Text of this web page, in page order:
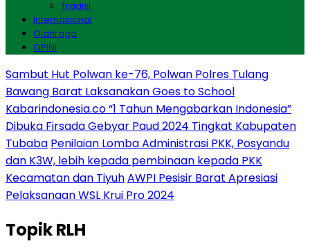
Tradisi
Internasional
Olahraga
OPINI
Sambut Hut Polwan ke-76, Polwan Polres Tulang
Bawang Barat Laksanakan Goes to School
Kabarindonesia.co “1 Tahun Mengabarkan Indonesia”
Dibuka Firsada Gebyar Paud 2024 Tingkat Kabupaten
Tubaba Penilaian Lomba Administrasi PKK, Posyandu
dan K3W, lebih kepada pembinaan kepada PKK
Kecamatan dan TiyuhAWPI Pesisir Barat Apresiasi
Pelaksanaan WSL Krui Pro 2024
TopikRLH